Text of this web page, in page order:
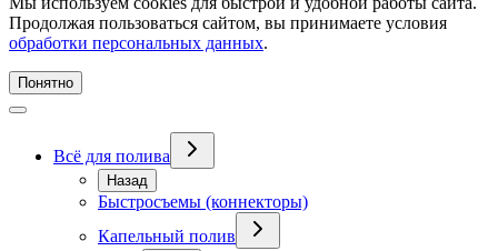
Продолжая пользоваться сайтом, вы принимаете условия
обработки персональных данных.
Понятно
Всё для полива
Назад
Быстросъемы (коннекторы)
Капельный полив